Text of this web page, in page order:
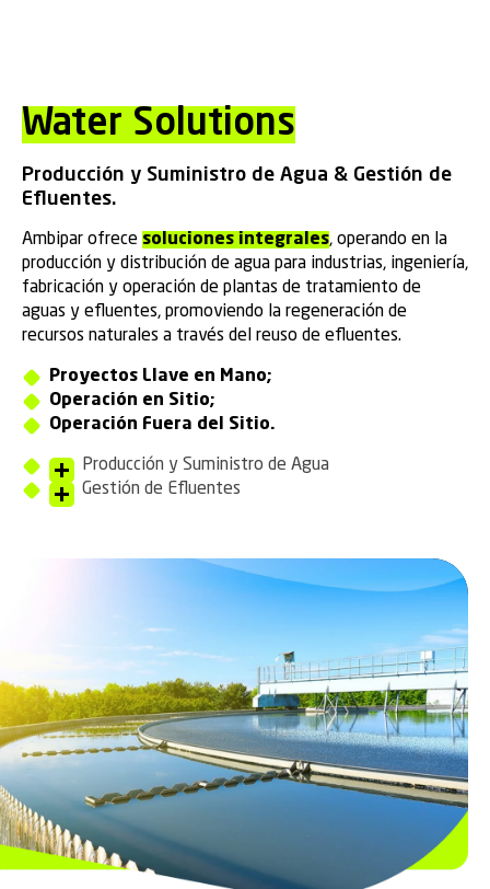
Water Solutions
Producción y Suministro de Agua & Gestión de
Efluentes.
Ambipar ofrece soluciones integrales, operando en la
producción y distribución de agua para industrias, ingeniería,
fabricación y operación de plantas de tratamiento de
aguas y efluentes, promoviendo la regeneración de
recursos naturales a través del reuso de efluentes.
Proyectos Llave en Mano;
Operación en Sitio;
Operación Fuera del Sitio.
Producción y Suministro de Agua
Gestión de Efluentes